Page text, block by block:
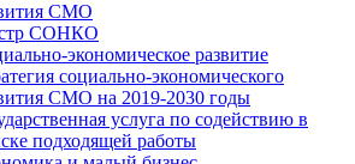
СМО
СОНКО
экономическое развитие
социально-экономического
СМО на 2019-2030 годы
услуга по содействию в
подходящей работы